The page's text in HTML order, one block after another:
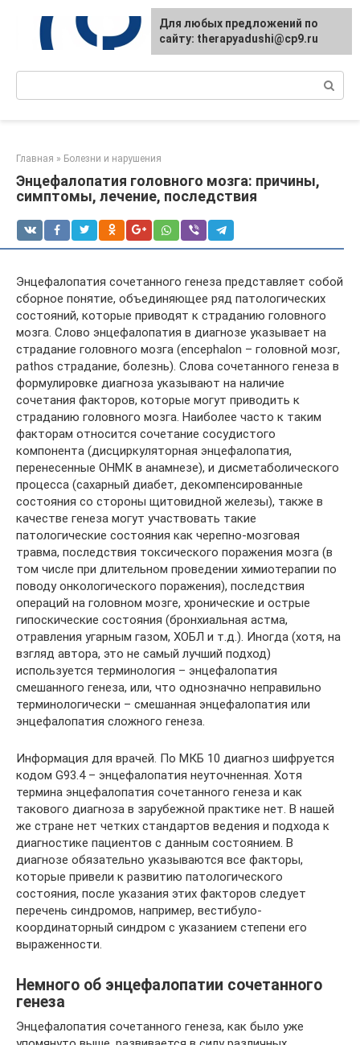
контенту
Главная » Болезни и нарушения
Энцефалопатия головного мозга: причины,
симптомы, лечение, последствия
Энцефалопатия сочетанного генеза представляет собой
сборное понятие, объединяющее ряд патологических
состояний, которые приводят к страданию головного
мозга. Слово энцефалопатия в диагнозе указывает на
страдание головного мозга (encephalon – головной мозг,
pathos страдание, болезнь). Слова сочетанного генеза в
формулировке диагноза указывают на наличие
сочетания факторов, которые могут приводить к
страданию головного мозга. Наиболее часто к таким
факторам относится сочетание сосудистого
компонента (дисциркуляторная энцефалопатия,
перенесенные ОНМК в анамнезе), и дисметаболического
процесса (сахарный диабет, декомпенсированные
состояния со стороны щитовидной железы), также в
качестве генеза могут участвовать такие
патологические состояния как черепно-мозговая
травма, последствия токсического поражения мозга (в
том числе при длительном проведении химиотерапии по
поводу онкологического поражения), последствия
операций на головном мозге, хронические и острые
гипоскические состояния (бронхиальная астма,
отравления угарным газом, ХОБЛ и т.д.). Иногда (хотя, на
взгляд автора, это не самый лучший подход)
используется терминология – энцефалопатия
смешанного генеза, или, что однозначно неправильно
терминологически – смешанная энцефалопатия или
энцефалопатия сложного генеза.
Информация для врачей. По МКБ 10 диагноз шифруется
кодом G93.4 – энцефалопатия неуточненная. Хотя
термина энцефалопатия сочетанного генеза и как
такового диагноза в зарубежной практике нет. В нашей
же стране нет четких стандартов ведения и подхода к
диагностике пациентов с данным состоянием. В
диагнозе обязательно указываются все факторы,
которые привели к развитию патологического
состояния, после указания этих факторов следует
перечень синдромов, например, вестибуло-
координаторный синдром с указанием степени его
выраженности.
Немного об энцефалопатии сочетанного
генеза
Энцефалопатия сочетанного генеза, как было уже
Для любых предложений по
сайту: therapyadushi@cp9.ru